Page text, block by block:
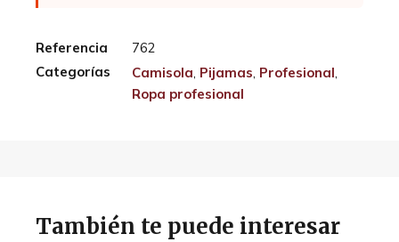
Referencia
762
Categorías
Camisola, Pijamas, Profesional,
Ropa profesional
También te puede interesar